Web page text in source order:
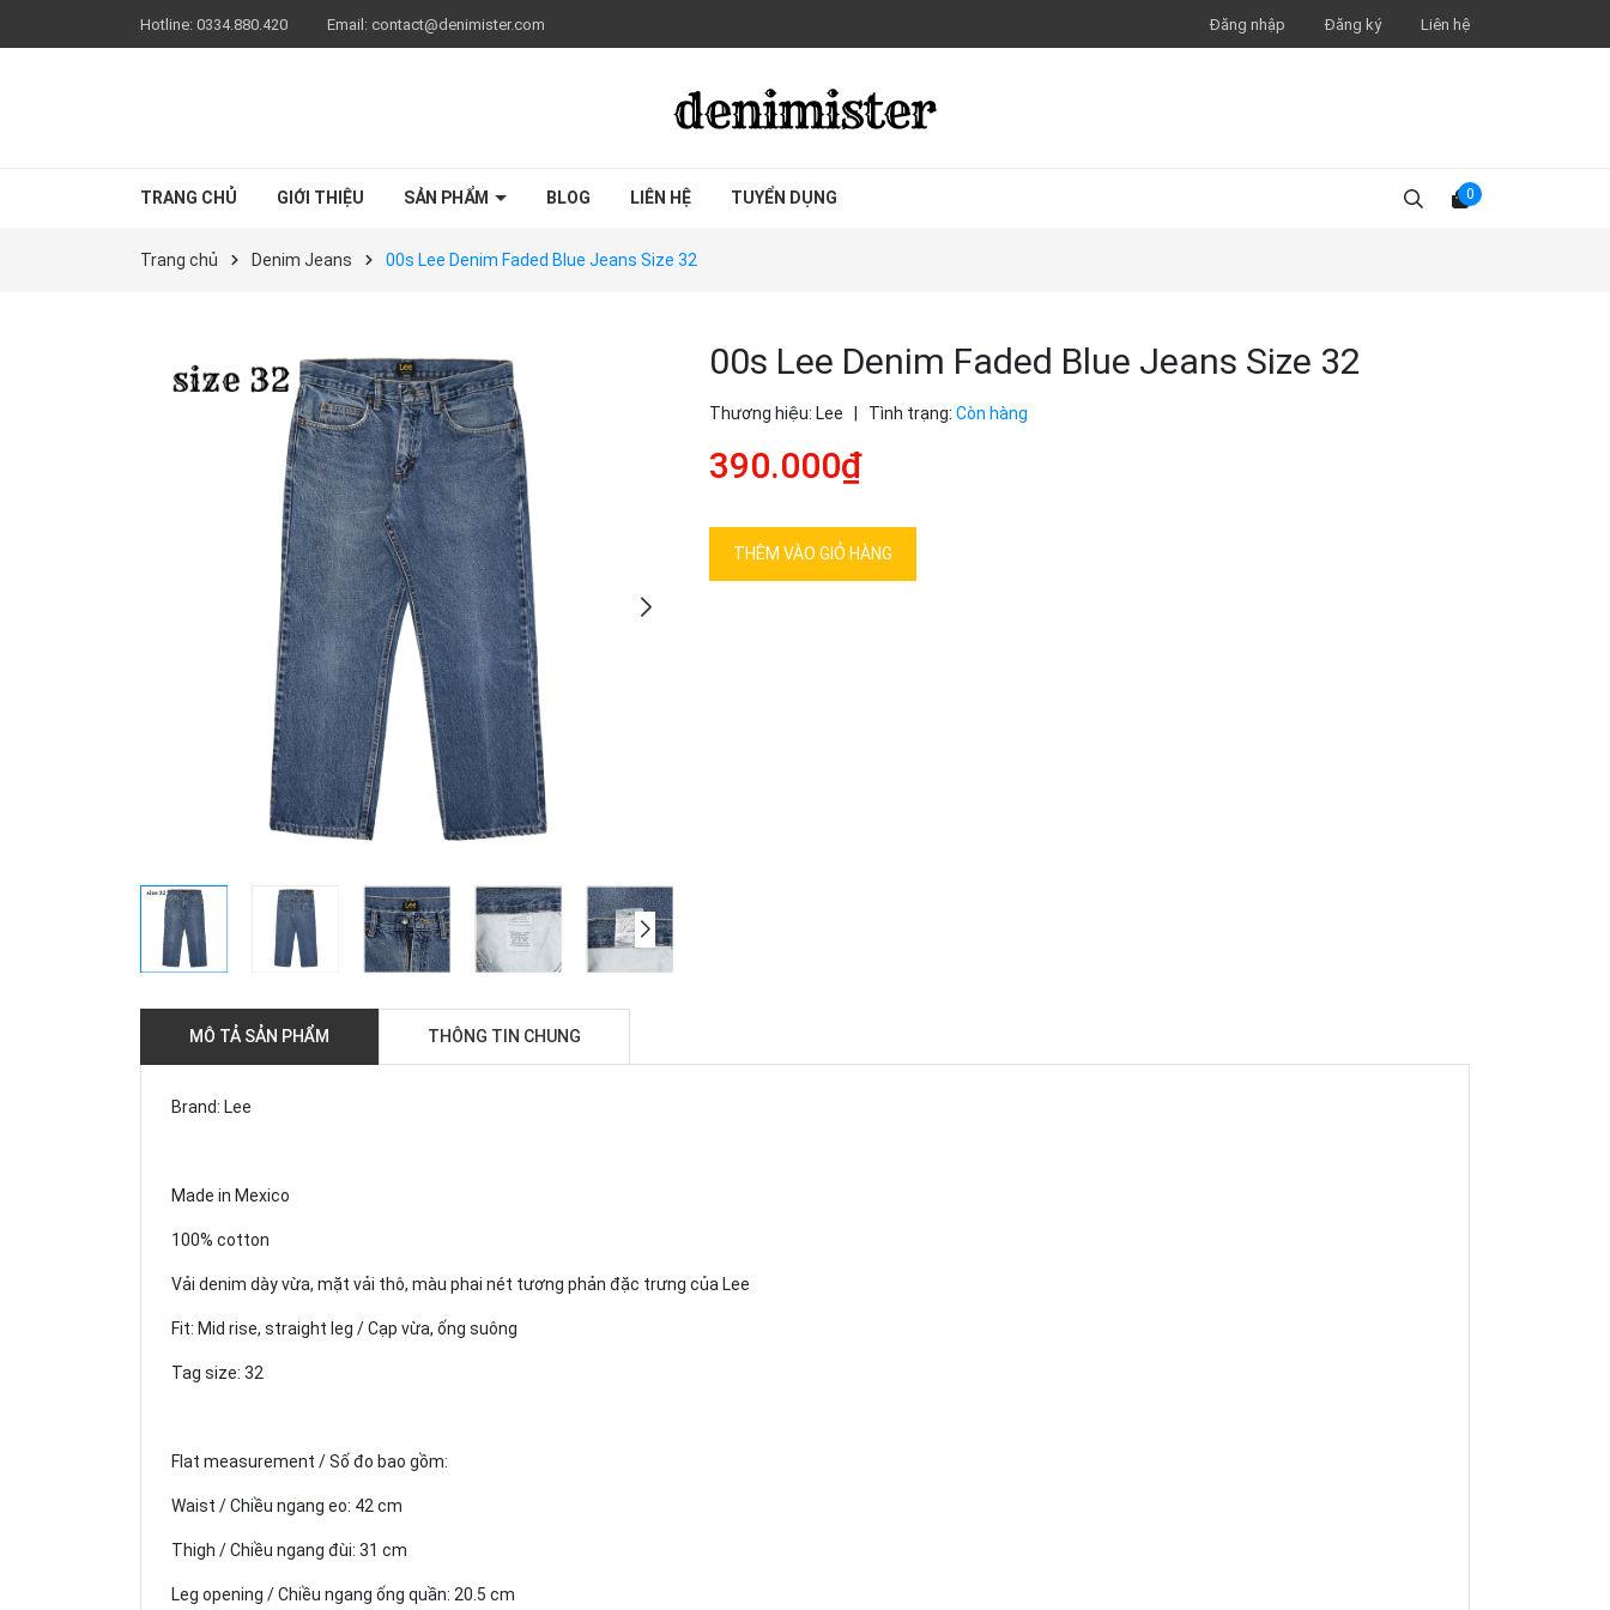
Hotline: 0334.880.420 Email: contact@denimister.com Đăng nhập Đăng ký Liên hệ
TRANG CHỦ GIỚI THIỆU SẢN PHẨM BLOG LIÊN HỆ TUYỂN DỤNG 0
Trang chủ Denim Jeans 00s Lee Denim Faded Blue Jeans Size 32
00s Lee Denim Faded Blue Jeans Size 32
Thương hiệu: Lee Tình trạng: Còn hàng
390.000₫
THÊM VÀO GIỎ HÀNG
MÔ TẢ SẢN PHẨM THÔNG TIN CHUNG
Brand: Lee
Made in Mexico
100% cotton
Vải denim dày vừa, mặt vải thô, màu phai nét tương phản đặc trưng của Lee
Fit: Mid rise, straight leg / Cạp vừa, ống suông
Tag size: 32
Flat measurement / Số đo bao gồm:
Waist / Chiều ngang eo: 42 cm
Thigh / Chiều ngang đùi: 31 cm
Leg opening / Chiều ngang ống quần: 20.5 cm